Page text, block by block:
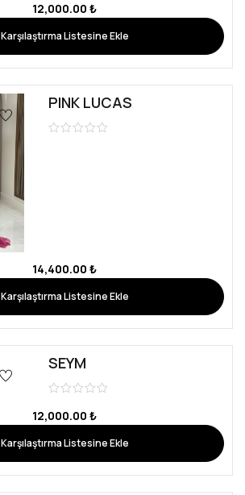
12,000.00 ₺
Karşılaştırma Listesine Ekle
PINK LUCAS
14,400.00 ₺
Karşılaştırma Listesine Ekle
SEYM
12,000.00 ₺
Karşılaştırma Listesine Ekle